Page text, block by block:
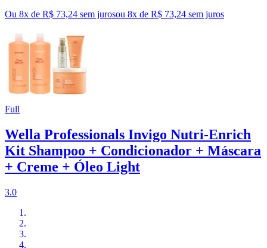
Ou 8x de R$ 73,24 sem jurosou 8x de R$ 73,24 sem juros
Full
Wella Professionals Invigo Nutri-Enrich
Kit Shampoo + Condicionador + Máscara
+ Creme + Óleo Light
3.0